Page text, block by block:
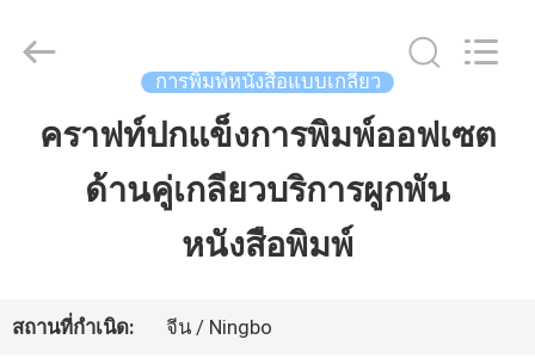
บ้าน
เกี่ยว
Zhejiang
matsuoka
Reserved.
การพิมพ์หนังสือแบบเกลียว
คราฟท์ปกแข็งการพิมพ์ออฟเซต
ด้านคู่เกลียวบริการผูกพัน
หนังสือพิมพ์
สถานที่กำเนิด: จีน / Ningbo